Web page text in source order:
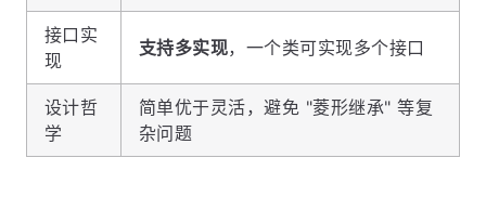
接口实
现
支持多实现，一个类可实现多个接口
设计哲
学
简单优于灵活，避免 "菱形继承" 等复
杂问题